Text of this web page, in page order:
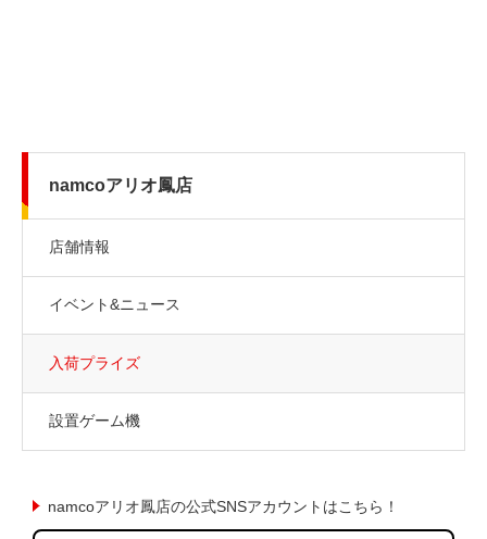
namcoアリオ鳳店
店舗情報
イベント&ニュース
入荷プライズ
設置ゲーム機
namcoアリオ鳳店の公式SNSアカウントはこちら！